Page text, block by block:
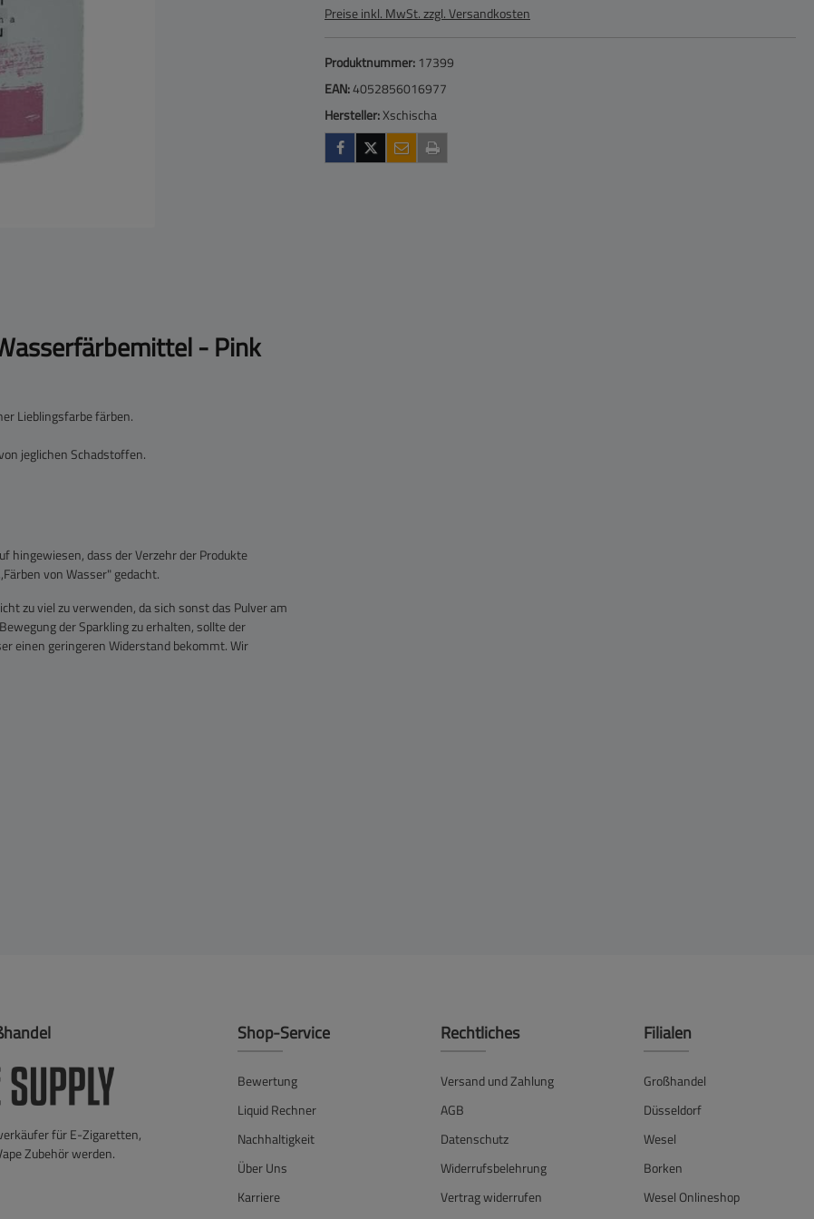
Preise inkl. MwSt. zzgl. Versandkosten
Produktnummer: 17399
EAN:4052856016977
Hersteller:Xschischa
- Pink
Lieblingsfarbe färben.
jeglichen Schadstoffen.
hingewiesen, dass der Verzehr der Produkte
von Wasser" gedacht.
zu viel zu verwenden, da sich sonst das Pulver am
der Sparkling zu erhalten, sollte der
einen geringeren Widerstand bekommt. Wir
für E-Zigaretten,
Zubehör werden.
Shop-Service
Bewertung
Liquid Rechner
Nachhaltigkeit
Über Uns
Karriere
Rechtliches
Versand und Zahlung
AGB
Datenschutz
Widerrufsbelehrung
Vertrag widerrufen
Filialen
Großhandel
Düsseldorf
Wesel
Borken
Wesel Onlineshop